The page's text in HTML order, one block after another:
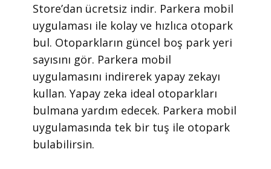
Store’dan ücretsiz indir. Parkera mobil
uygulaması ile kolay ve hızlıca otopark
bul. Otoparkların güncel boş park yeri
sayısını gör. Parkera mobil
uygulamasını indirerek yapay zekayı
kullan. Yapay zeka ideal otoparkları
bulmana yardım edecek. Parkera mobil
uygulamasında tek bir tuş ile otopark
bulabilirsin.